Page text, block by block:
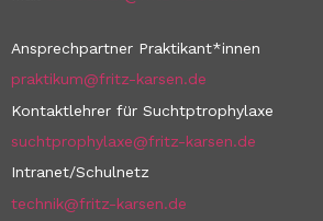
Ansprechpartner Praktikant*innen
praktikum@fritz-karsen.de
Kontaktlehrer für Suchtptrophylaxe
suchtprophylaxe@fritz-karsen.de
Intranet/Schulnetz
technik@fritz-karsen.de